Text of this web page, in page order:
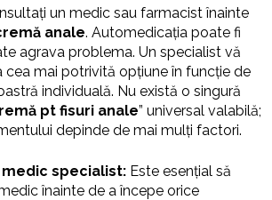
un medic sau farmacist înainte
anale. Automedicația poate fi
agrava problema. Un specialist vă
mai potrivită opțiune în funcție de
individuală. Nu există o singură
pt fisuri anale” universal valabilă;
depinde de mai mulți factori.
medic specialist: Este esențial să
înainte de a începe orice